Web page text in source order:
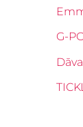
G-